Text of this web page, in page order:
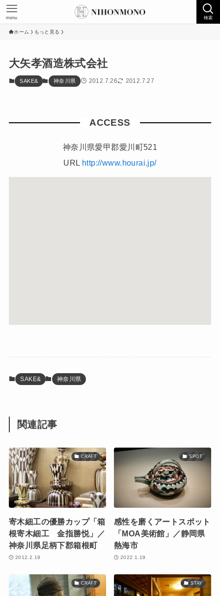
検索
menu
ホーム もっと見る
大矢孝酒造株式会社
SAKE& 神奈川県 2012.7.26 2012.7.27
ACCESS
神奈川県愛甲郡愛川町521
URL http://www.hourai.jp/
SAKE& 神奈川県
関連記事
CRAFT
寄木細工の優勝カップ「箱
根寄木細工 金指勝悦」／
神奈川県足柄下郡箱根町
2012.2.19
SPOT
感性を磨くアートスポット
「MOA美術館」／静岡県
熱海市
2022.1.19
CRAFT STAY